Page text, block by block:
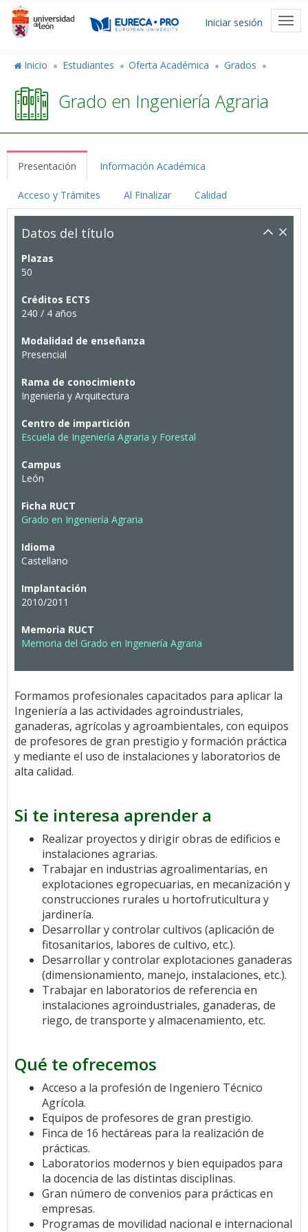
Pasar
contenido
Menú
cuenta
usuario
Iniciar sesión
Inicio Estudiantes Oferta Académica Grados
Grado en Ingeniería Agraria
Presentación Información Académica
Acceso y Trámites Al Finalizar Calidad
Datos del título
Plazas
50
Créditos ECTS
240 / 4 años
Modalidad de enseñanza
Presencial
Rama de conocimiento
Ingeniería y Arquitectura
Centro de impartición
Escuela de Ingeniería Agraria y Forestal
Campus
León
Ficha RUCT
Grado en Ingeniería Agraria
Idioma
Castellano
Implantación
2010/2011
Memoria RUCT
Memoria del Grado en Ingeniería Agraria
Formamos profesionales capacitados para aplicar la
Ingeniería a las actividades agroindustriales,
ganaderas, agrícolas y agroambientales, con equipos
de profesores de gran prestigio y formación práctica
y mediante el uso de instalaciones y laboratorios de
alta calidad.
Si te interesa aprender a
Realizar proyectos y dirigir obras de edificios e
instalaciones agrarias.
Trabajar en industrias agroalimentarias, en
explotaciones egropecuarias, en mecanización y
construcciones rurales u hortofruticultura y
jardinería.
Desarrollar y controlar cultivos (aplicación de
fitosanitarios, labores de cultivo, etc.).
Desarrollar y controlar explotaciones ganaderas
(dimensionamiento, manejo, instalaciones, etc.).
Trabajar en laboratorios de referencia en
instalaciones agroindustriales, ganaderas, de
riego, de transporte y almacenamiento, etc.
Qué te ofrecemos
Acceso a la profesión de Ingeniero Técnico
Agrícola.
Equipos de profesores de gran prestigio.
Finca de 16 hectáreas para la realización de
prácticas.
Laboratorios modernos y bien equipados para
la docencia de las distintas disciplinas.
Gran número de convenios para prácticas en
empresas.
Programas de movilidad nacional e internacional